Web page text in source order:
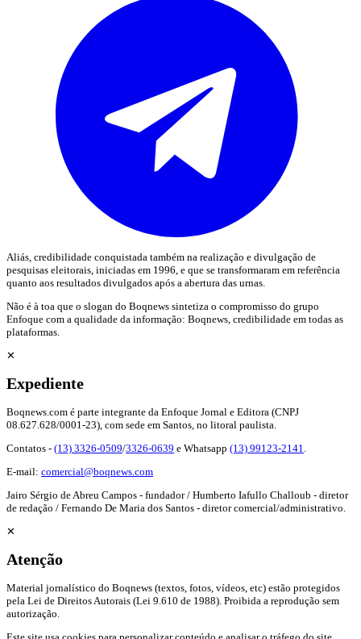
Aliás, credibilidade conquistada também na realização e divulgação de
pesquisas eleitorais, iniciadas em 1996, e que se transformaram em referência
quanto aos resultados divulgados após a abertura das urnas.
Não é à toa que o slogan do Boqnews sintetiza o compromisso do grupo
Enfoque com a qualidade da informação: Boqnews, credibilidade em todas as
plataformas.
✕
Expediente
Boqnews.com é parte integrante da Enfoque Jornal e Editora (CNPJ
08.627.628/0001-23), com sede em Santos, no litoral paulista.
Contatos - (13) 3326-0509/3326-0639 e Whatsapp (13) 99123-2141
E-mail: comercial@boqnews.com
Jairo Sérgio de Abreu Campos - fundador / Humberto Iafullo Challoub - diretor
de redação / Fernando De Maria dos Santos - diretor comercial/administrativo.
✕
Atenção
Material jornalístico do Boqnews (textos, fotos, vídeos, etc) estão protegidos
pela Lei de Direitos Autorais (Lei 9.610 de 1988). Proibida a reprodução sem
autorização.